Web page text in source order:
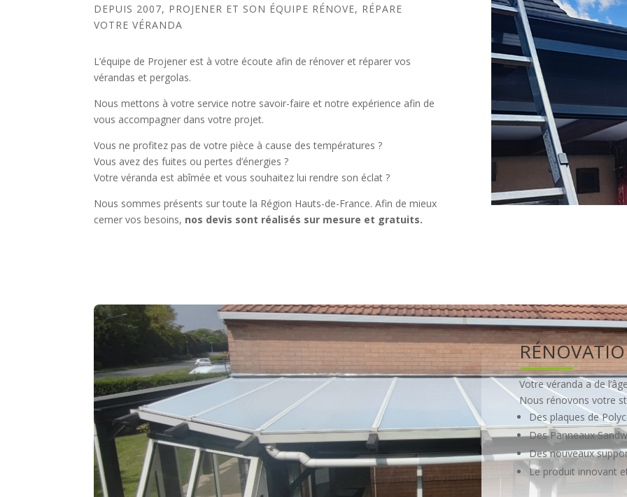
DEPUIS 2007, PROJENER ET SON ÉQUIPE RÉNOVE, RÉPARE
VOTRE VÉRANDA
L’équipe de Projener est à votre écoute afin de rénover et réparer vos
vérandas et pergolas.
Nous mettons à votre service notre savoir-faire et notre expérience afin de
vous accompagner dans votre projet.
Vous ne profitez pas de votre pièce à cause des températures ?
Vous avez des fuites ou pertes d’énergies ?
Votre véranda est abîmée et vous souhaitez lui rendre son éclat ?
Nous sommes présents sur toute la Région Hauts-de-France. Afin de mieux
cerner vos besoins, nos devis sont réalisés sur mesure et gratuits.
Votre véranda a de
Nous rénovons votre
Des plaques de
Des Panneaux
Des nouveaux
Le produit innovant